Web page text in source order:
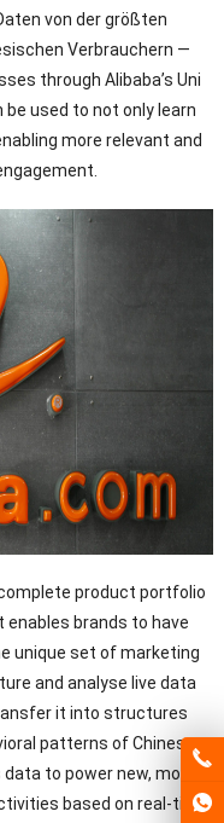
von der größten
Verbrauchern —
through Alibaba’s Uni
used to not only learn
more relevant and
product portfolio
brands to have
unique set of marketing
and analyse live data
it into structures
patterns of Chinese
to power new, more
based on real-time